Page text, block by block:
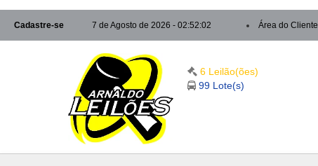
Cadastre-se 7 de Agosto de 2026 - 02:52:03 Área do Cliente
6 Leilão(ões)
99 Lote(s)